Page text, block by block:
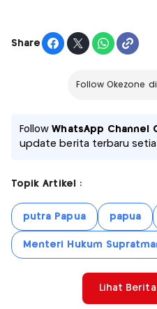
Share
Follow Okezone
FollowWhatsApp Channel
update berita terbaru
Topik Artikel :
putra Papua papua
Menteri Hukum
Lihat